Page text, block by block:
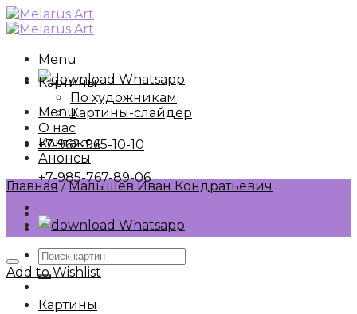
Skip
to
Menu
Whatsapp
Menu
+7-962-965-10-10
+7-985-767-89-06
Whatsapp
Искать:
Картины
Картины
По художникам
Картины-слайдер
О нас
Контакты
Анонсы
Главная / Малышев Иван Кондратьевич
Add to Wishlist